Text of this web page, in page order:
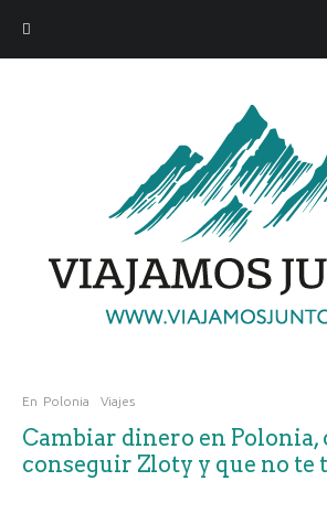
En Polonia Viajes
Cambiar dinero en Polonia,
conseguir Zloty y que no te